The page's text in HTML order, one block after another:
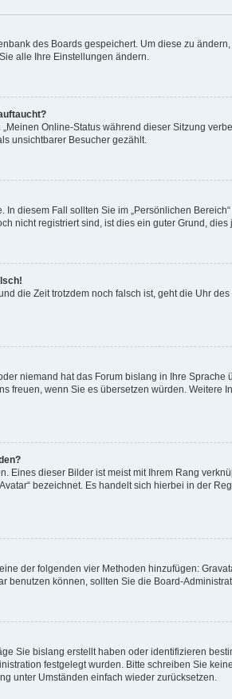
des Boards gespeichert. Um diese zu
alle Ihre Einstellungen ändern.
Online-Status während dieser Sitzung
unsichtbarer Besucher gezählt.
diesem Fall sollten Sie im „Persönlichen
nicht registriert sind, ist dies ein guter Grund, dies
die Zeit trotzdem noch falsch ist, geht die Uhr
niemand hat das Forum bislang in Ihre
freuen, wenn Sie es übersetzen würden. Weitere
Eines dieser Bilder ist meist mit Ihrem Rang
bezeichnet. Es handelt sich hierbei in der
der folgenden vier Methoden hinzufügen:
benutzen können, sollten Sie die Board-
Sie bislang erstellt haben oder identifizieren
festgelegt wurden. Bitte schreiben Sie
unter Umständen einfach wieder zurücksetzen.